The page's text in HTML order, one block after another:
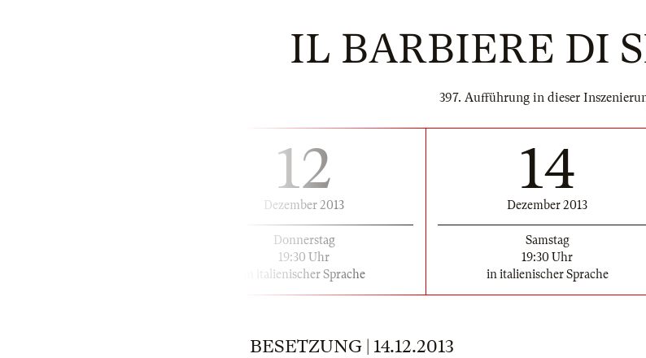
IL BARBIERE DI
397. Aufführung in dieser
12
Dezember 2013
Donnerstag
19:30 Uhr
in italienischer Sprache
14
Dezember 2013
Samstag
19:30 Uhr
in italienischer Sprache
BESETZUNG | 14.12.2013